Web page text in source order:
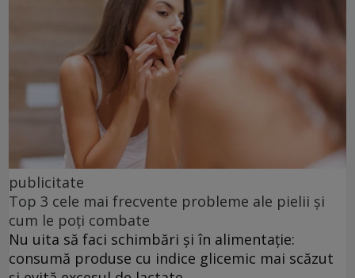
publicitate
Top 3 cele mai frecvente probleme ale pielii și
cum le poți combate
Nu uita să faci schimbări și în alimentație:
consumă produse cu indice glicemic mai scăzut